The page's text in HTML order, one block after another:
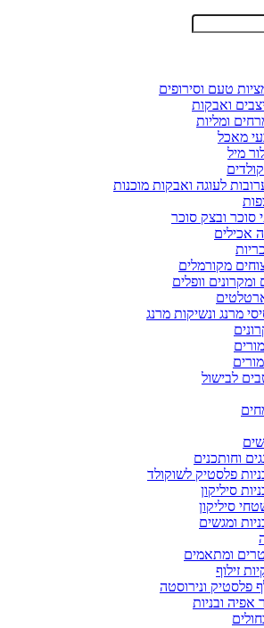
טעם וסירופים
ואבקות
ומליות
מאכל
מיל
לעוגה ואבקות מוכנות
סוכר ובצק סוכר
אכילים
מקורמלים
וופלים
מרנג ונשיקות מרנג
לבישול
וחותכנים
פלסטיק לשוקולד
סיליקון
סיליקון
ומגשים
ומתאמים
זילוף
פלסטיק ונירוסטה
אפיה ובניות